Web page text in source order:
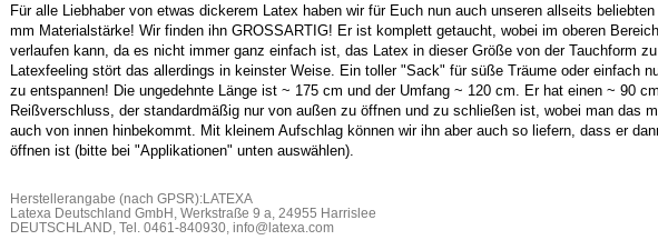
Für alle Liebhaber von etwas dickerem Latex haben wir für Euch nun auch unseren allseits
mm Materialstärke! Wir finden ihn GROSSARTIG! Er ist komplett getaucht, wobei im oberen
verlaufen kann, da es nicht immer ganz einfach ist, das Latex in dieser Größe von der Tauchform
Latexfeeling stört das allerdings in keinster Weise. Ein toller "Sack" für süße Träume oder einfach
zu entspannen! Die ungedehnte Länge ist ~ 175 cm und der Umfang ~ 120 cm. Er hat einen ~ 90
Reißverschluss, der standardmäßig nur von außen zu öffnen und zu schließen ist, wobei man das
auch von innen hinbekommt. Mit kleinem Aufschlag können wir ihn aber auch so liefern, dass er
öffnen ist (bitte bei "Applikationen" unten auswählen).
Herstellerangabe (nach GPSR):LATEXA
Latexa Deutschland GmbH, Werkstraße 9 a, 24955 Harrislee
DEUTSCHLAND, Tel. 0461-840930, info@latexa.com